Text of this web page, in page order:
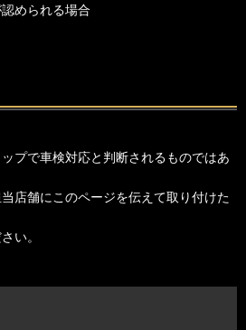
められる場合
プで車検対応と判断されるものではあ
店舗にこのページを伝えて取り付けた
い。